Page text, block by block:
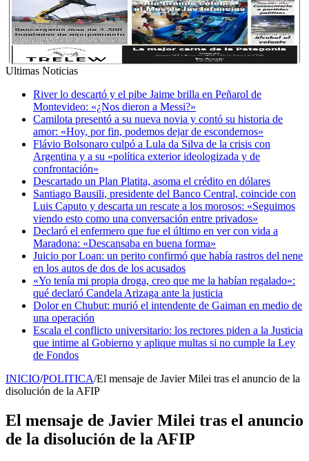
Ultimas Noticias
River lo descartó y el pibe Jaime brilla en Peñarol de
Montevideo: «¿Nos dieron a Messi?»
Camilota presentó a su nueva novia y contó su historia de
amor: «Hoy, por fin, podemos dejar de escondernos»
Flávio Bolsonaro culpó a Lula da Silva de la crisis con
Argentina y a su «política exterior ideologizada y de
confrontación»
Descartado un Plan Platita, asoma el crédito en dólares
Santiago Bausili, presidente del Banco Central, coincide con
Luis Caputo y descarta un rescate a los morosos: «Seguimos
viendo esto como una conversación entre privados»
Declaró el enfermero que fue el último en ver con vida a
Maradona: «Descansaba en buena forma»
Juicio por Loan: un perito confirmó que había rastros del nene
en los autos de dos de los acusados
«Yo tenía mi propia droga, creo que me la habían regalado»:
qué declaró Candela Arizaga ante la justicia
Dolor en Chubut: murió el intendente de Gaiman en medio de
una operación
Escala el conflicto universitario: los rectores piden a la Justicia
que intime al Gobierno y aplique multas si no cumple la Ley
de Fondos
INICIO/POLITICA/El mensaje de Javier Milei tras el anuncio de la
disolución de la AFIP
El mensaje de Javier Milei tras el anuncio
de la disolución de la AFIP